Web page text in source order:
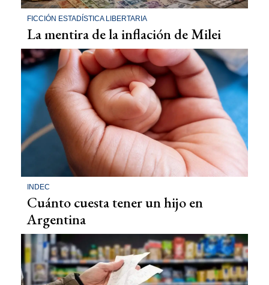
FICCIÓN ESTADÍSTICA LIBERTARIA
La mentira de la inflación de Milei
INDEC
Cuánto cuesta tener un hijo en
Argentina